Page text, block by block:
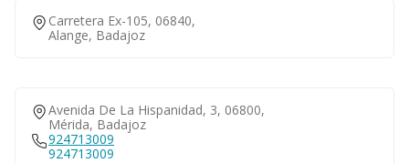
Carretera Ex-105, 06840,
Alange, Badajoz
Avenida De La Hispanidad, 3, 06800,
Mérida, Badajoz
924713009
924713009